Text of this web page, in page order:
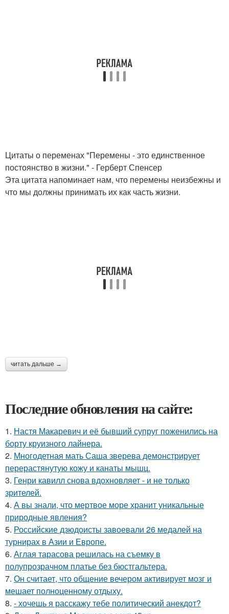
Цитаты о переменах "Перемены - это единственное
постоянство в жизни." - Герберт Спенсер
Эта цитата напоминает нам, что перемены неизбежны и
что мы должны принимать их как часть жизни.
читать дальше →
Последние обновления на сайте:
1. Настя Макаревич и её бывший супруг поженились на
борту круизного лайнера.
2. Многодетная мать Саша зверева демонстрирует
перерастянутую кожу и канаты мышц.
3. Генри кавилл снова вдохновляет - и не только
зрителей.
4. А вы знали, что мертвое море хранит уникальные
природные явления?
5. Российские дзюдоисты завоевали 26 медалей на
турнирах в Азии и Европе.
6. Аглая тарасова решилась на съемку в
полупрозрачном платье без бюстгальтера.
7. Он считает, что общение вечером активирует мозг и
мешает полноценному отдыху.
8. - хочешь я расскажу тебе политический анекдот?